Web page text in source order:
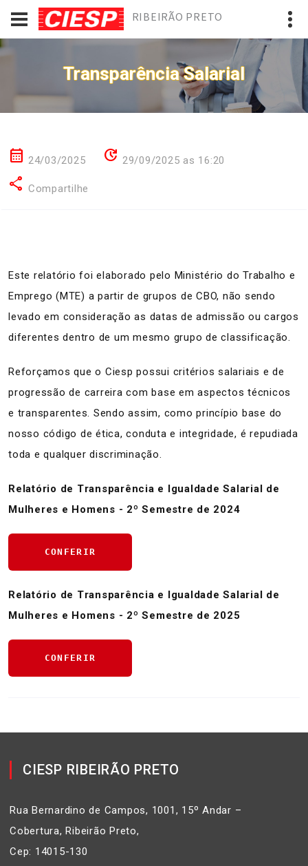
RIBEIRÃO PRETO
Transparência Salarial
calendar_month 24/03/2025 update 29/09/2025 as 16:20
share Compartilhe
Este relatório foi elaborado pelo Ministério do Trabalho e
Emprego (MTE) a partir de grupos de CBO, não sendo
levado em consideração as datas de admissão ou cargos
diferentes dentro de um mesmo grupo de classificação.
Reforçamos que o Ciesp possui critérios salariais e de
progressão de carreira com base em aspectos técnicos
e transparentes. Sendo assim, como princípio base do
nosso código de ética, conduta e integridade, é repudiada
toda e qualquer discriminação.
Relatório de Transparência e Igualdade Salarial de
Mulheres e Homens - 2º Semestre de 2024
CONFERIR
Relatório de Transparência e Igualdade Salarial de
Mulheres e Homens - 2º Semestre de 2025
CONFERIR
CIESP RIBEIRÃO PRETO
Rua Bernardino de Campos, 1001, 15º Andar –
Cobertura, Ribeirão Preto,
Cep: 14015-130